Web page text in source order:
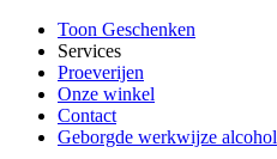
Toon Geschenken
Services
Proeverijen
Onze winkel
Contact
Geborgde werkwijze alcohol